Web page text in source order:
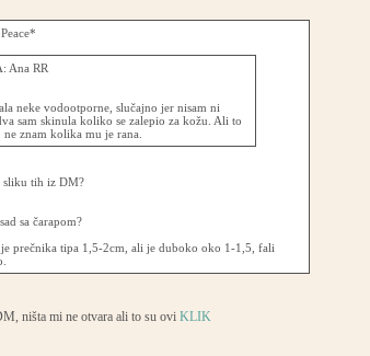
Ana RR
neke vodootporne, slučajno jer nisam ni
sam skinula koliko se zalepio za kožu. Ali to
znam kolika mu je rana.
sliku tih iz DM?
sa čarapom?
prečnika tipa 1,5-2cm, ali je duboko oko 1-1,5, fali
ništa mi ne otvara ali to su ovi KLIK